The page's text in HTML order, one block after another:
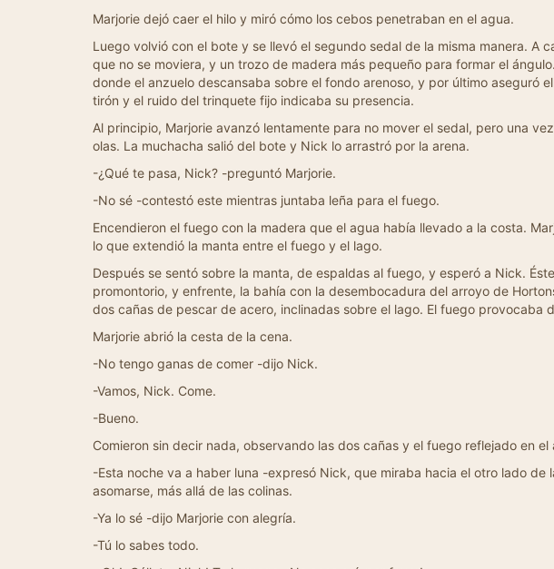
Marjorie dejó caer el hilo y miró cómo los cebos penetraban en el agua.
Luego volvió con el bote y se llevó el segundo sedal de la misma manera.
que no se moviera, y un trozo de madera más pequeño para formar el
donde el anzuelo descansaba sobre el fondo arenoso, y por último aseguró
tirón y el ruido del trinquete fijo indicaba su presencia.
Al principio, Marjorie avanzó lentamente para no mover el sedal, pero una
olas. La muchacha salió del bote y Nick lo arrastró por la arena.
-¿Qué te pasa, Nick? -preguntó Marjorie.
-No sé -contestó este mientras juntaba leña para el fuego.
Encendieron el fuego con la madera que el agua había llevado a la costa.
lo que extendió la manta entre el fuego y el lago.
Después se sentó sobre la manta, de espaldas al fuego, y esperó a Nick.
promontorio, y enfrente, la bahía con la desembocadura del arroyo de
dos cañas de pescar de acero, inclinadas sobre el lago. El fuego provocaba
Marjorie abrió la cesta de la cena.
-No tengo ganas de comer -dijo Nick.
-Vamos, Nick. Come.
-Bueno.
Comieron sin decir nada, observando las dos cañas y el fuego reflejado en el
-Esta noche va a haber luna -expresó Nick, que miraba hacia el otro lado
asomarse, más allá de las colinas.
-Ya lo sé -dijo Marjorie con alegría.
-Tú lo sabes todo.